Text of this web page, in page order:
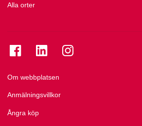
Alla orter
Om webbplatsen
Anmälningsvillkor
Ångra köp
Se folkuniversitetet på Facebook
Se folkuniversitetet på LinkedIn